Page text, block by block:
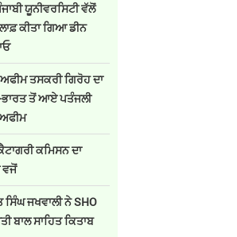
ਯੂਨੀਵਰਸਿਟੀ ਵੱਲੋਂ
ਕੀਤਾ ਗਿਆ ਡੀਨ
ਤਸਕਰੀ ਗਿਰੋਹ ਦਾ
ਭਾਰਤ ਤੋਂ ਆਏ ਪਤੰਜਲੀ
ਕਮਿਸਨ ਦਾ
ਵਜੋਂ
ਜਖਵਾਲੀ ਨੇ SHO
ਬਾਲ ਸਾਹਿਤ ਕਿਤਾਬ